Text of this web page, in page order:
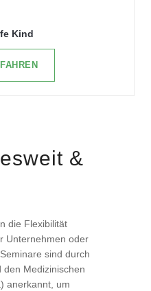
Kind
&
die Flexibilität
Unternehmen oder
sind durch
den Medizinischen
anerkannt, um